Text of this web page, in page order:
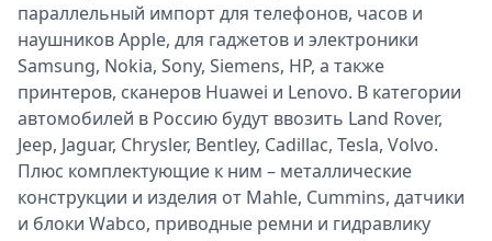
параллельный импорт для телефонов, часов и
наушников Apple, для гаджетов и электроники
Samsung, Nokia, Sony, Siemens, HP, а также
принтеров, сканеров Huawei и Lenovo. В категории
автомобилей в Россию будут ввозить Land Rover,
Jeep, Jaguar, Chrysler, Bentley, Cadillac, Tesla, Volvo.
Плюс комплектующие к ним – металлические
конструкции и изделия от Mahle, Cummins, датчики
и блоки Wabco, приводные ремни и гидравлику